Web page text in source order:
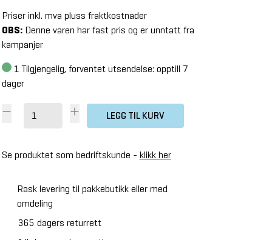
Priser inkl. mva pluss fraktkostnader
OBS:Denne varen har fast pris og er unntatt fra
kampanjer
1 Tilgjengelig, forventet utsendelse: opptill 7
dager
LEGG TIL KURV
Se produktet som bedriftskunde - klikk her
Rask levering til pakkebutikk eller med
omdeling
365 dagers returrett